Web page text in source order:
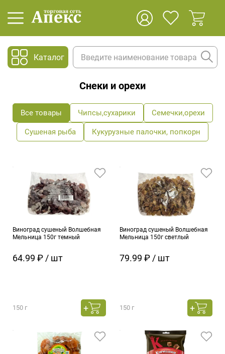
Каталог
Снеки и орехи
Все товары Чипсы,сухарики Семечки,орехи
Сушеная рыба Кукурузные палочки, попкорн
Виноград сушеный Волшебная
Мельница 150г темный
64.99 ₽ / шт
150 г
Виноград сушеный Волшебная
Мельница 150г светлый
79.99 ₽ / шт
150 г